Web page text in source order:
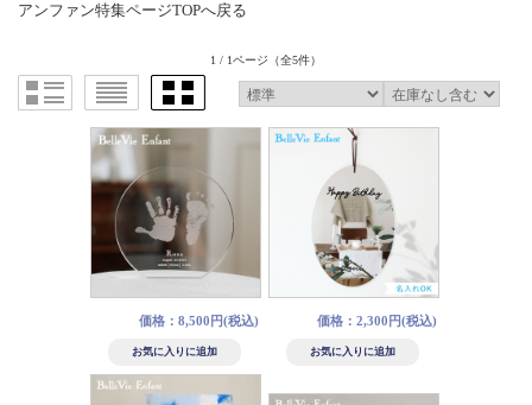
アンファン特集ページTOPへ戻る
1 / 1ページ （全5件）
価格：8,500円(税込) 価格：2,300円(税込)